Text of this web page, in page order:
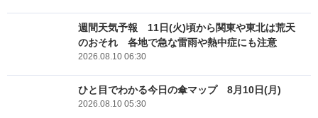
週間天気予報 11日(火)頃から関東や東北は荒天
のおそれ 各地で急な雷雨や熱中症にも注意
2026.08.10 06:30
ひと目でわかる今日の傘マップ 8月10日(月)
2026.08.10 05:30